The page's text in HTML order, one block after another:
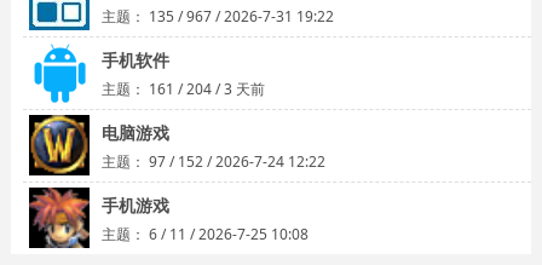
主题： 135 /967/2026-7-31 19:22
手机软件
主题： 161 /204/3 天前
电脑游戏
主题： 97/152/2026-7-24 12:22
手机游戏
主题： 6/11 /2026-7-25 10:08